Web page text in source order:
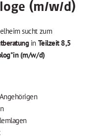
(m/w/d)
sucht zum
in Teilzeit 8,5
(m/w/d)